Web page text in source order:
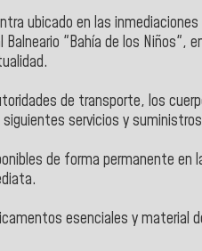
ubicado en las
"Bahía de los Niños",
de transporte, los
servicios y
de forma permanente en
esenciales y material